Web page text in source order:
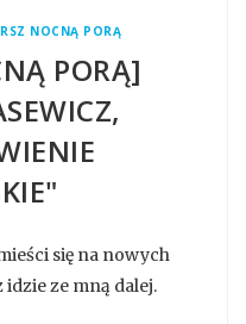
NOCNĄ PORĄ
PORĄ]
się na nowych
idzie ze mną dalej.